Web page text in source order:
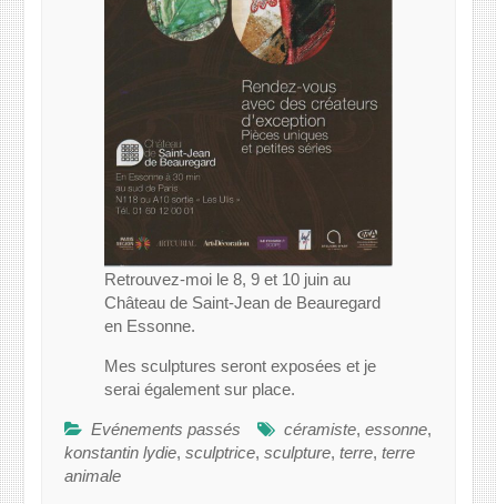
Retrouvez-moi le 8, 9 et 10 juin au
Château de Saint-Jean de Beauregard
en Essonne.
Mes sculptures seront exposées et je
serai également sur place.
Evénements passés céramiste,essonne,
konstantin lydie,sculptrice,sculpture,terre,terre
animale